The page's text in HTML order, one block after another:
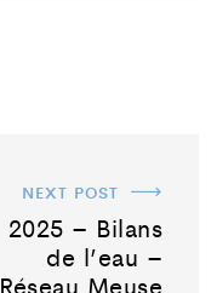
NEXT POST
2025 – Bilans
de l’eau –
Réseau Meuse